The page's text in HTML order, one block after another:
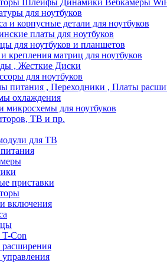
Шлейфы Динамики Вебкамеры
для ноутбуков
и корпусные детали для ноутбуков
платы для ноутбуков
для ноутбуков и планшетов
крепления матриц для ноутбуков
, Жесткие Диски
для ноутбуков
питания , Переходники , Платы
охлаждения
микросхемы для ноутбуков
ТВ и пр.
для ТВ
приставки
включения
Con